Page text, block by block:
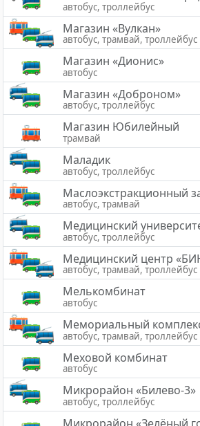
автобус, троллейбус
Магазин «Вулкан»
автобус, трамвай, троллейбус
Магазин «Дионис»
автобус
Магазин «Доброном»
автобус, троллейбус
Магазин Юбилейный
трамвай
Маладик
автобус, троллейбус
Маслоэкстракционный
автобус, трамвай
Медицинский
автобус, троллейбус
Медицинский центр
автобус, трамвай, троллейбус
Мелькомбинат
автобус
Мемориальный
автобус, трамвай, троллейбус
Меховой комбинат
автобус
Микрорайон «Билево-3»
автобус, троллейбус